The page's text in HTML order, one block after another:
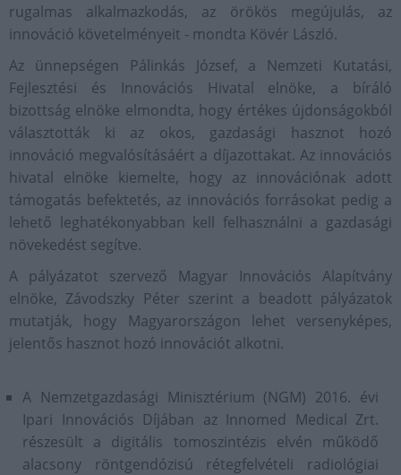
rugalmas alkalmazkodás, az örökös megújulás, az
innováció követelményeit - mondta Kövér László.
Az ünnepségen Pálinkás József, a Nemzeti Kutatási,
Fejlesztési és Innovációs Hivatal elnöke, a bíráló
bizottság elnöke elmondta, hogy értékes újdonságokból
választották ki az okos, gazdasági hasznot hozó
innováció megvalósításáért a díjazottakat. Az innovációs
hivatal elnöke kiemelte, hogy az innovációnak adott
támogatás befektetés, az innovációs forrásokat pedig a
lehető leghatékonyabban kell felhasználni a gazdasági
növekedést segítve.
A pályázatot szervező Magyar Innovációs Alapítvány
elnöke, Závodszky Péter szerint a beadott pályázatok
mutatják, hogy Magyarországon lehet versenyképes,
jelentős hasznot hozó innovációt alkotni.
A Nemzetgazdasági Minisztérium (NGM) 2016. évi
Ipari Innovációs Díjában az Innomed Medical Zrt.
részesült a digitális tomoszintézis elvén működő
alacsony röntgendózisú rétegfelvételi radiológiai